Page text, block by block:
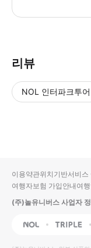
리뷰
NOL 인터파크투어
입니
다.
높
동
순
상
이용약관위치기반서비스
여행자보험 가입안내여
(주)놀유니버스 사업자
NOL Triple